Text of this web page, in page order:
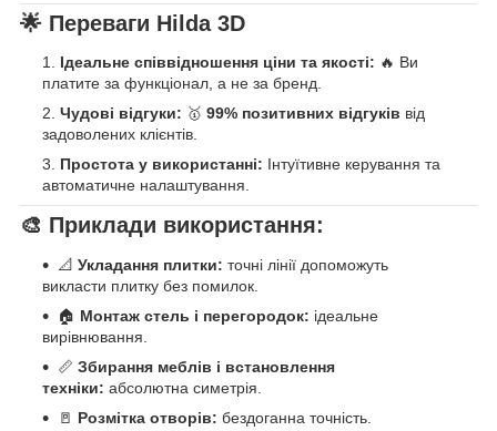
🌟 Переваги Hilda 3D
Ідеальне співвідношення ціни та якості: 🔥 Ви
платите за функціонал, а не за бренд.
Чудові відгуки: 🥇 99% позитивних відгуків від
задоволених клієнтів.
Простота у використанні: Інтуїтивне керування та
автоматичне налаштування.
🎨 Приклади використання:
📐 Укладання плитки: точні лінії допоможуть
викласти плитку без помилок.
🏠 Монтаж стель і перегородок: ідеальне
вирівнювання.
📏 Збирання меблів і встановлення
техніки: абсолютна симетрія.
🚪 Розмітка отворів: бездоганна точність.